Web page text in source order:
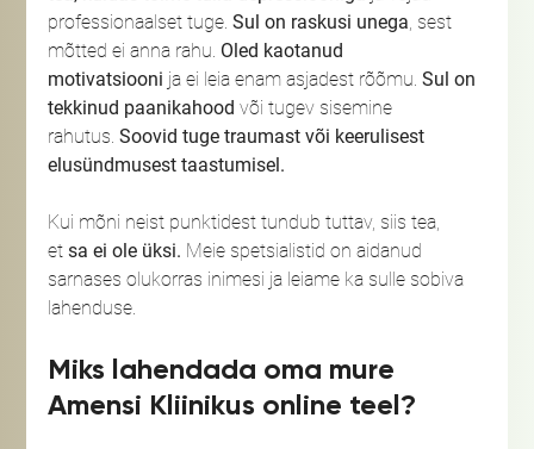
professionaalset tuge. Sul on raskusi unega , sest
mõtted ei anna rahu. Oled kaotanud
motivatsiooni ja ei leia enam asjadest rõõmu. Sul on
tekkinud paanikahood või tugev sisemine
rahutus. Soovid tuge traumast või keerulisest
elusündmusest taastumisel.
Kui mõni neist punktidest tundub tuttav, siis tea,
et sa ei ole üksi. Meie spetsialistid on aidanud
sarnases olukorras inimesi ja leiame ka sulle sobiva
lahenduse.
Miks lahendada oma mure
Amensi Kliinikus online teel?